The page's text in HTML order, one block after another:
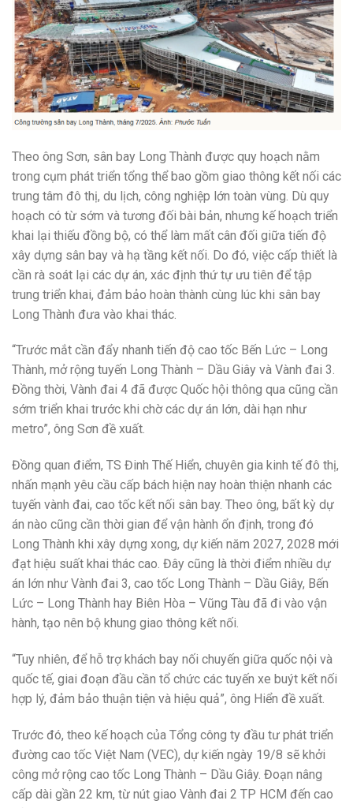
Theo ông Sơn, sân bay Long Thành được quy hoạch nằm
trong cụm phát triển tổng thể bao gồm giao thông kết nối các
trung tâm đô thị, du lịch, công nghiệp lớn toàn vùng. Dù quy
hoạch có từ sớm và tương đối bài bản, nhưng kế hoạch triển
khai lại thiếu đồng bộ, có thể làm mất cân đối giữa tiến độ
xây dựng sân bay và hạ tầng kết nối. Do đó, việc cấp thiết là
cần rà soát lại các dự án, xác định thứ tự ưu tiên để tập
trung triển khai, đảm bảo hoàn thành cùng lúc khi sân bay
Long Thành đưa vào khai thác.
“Trước mắt cần đẩy nhanh tiến độ cao tốc Bến Lức – Long
Thành, mở rộng tuyến Long Thành – Dầu Giây và Vành đai 3.
Đồng thời, Vành đai 4 đã được Quốc hội thông qua cũng cần
sớm triển khai trước khi chờ các dự án lớn, dài hạn như
metro”, ông Sơn đề xuất.
Đồng quan điểm, TS Đinh Thế Hiển, chuyên gia kinh tế đô thị,
nhấn mạnh yêu cầu cấp bách hiện nay hoàn thiện nhanh các
tuyến vành đai, cao tốc kết nối sân bay. Theo ông, bất kỳ dự
án nào cũng cần thời gian để vận hành ổn định, trong đó
Long Thành khi xây dựng xong, dự kiến năm 2027, 2028 mới
đạt hiệu suất khai thác cao. Đây cũng là thời điểm nhiều dự
án lớn như Vành đai 3, cao tốc Long Thành – Dầu Giây, Bến
Lức – Long Thành hay Biên Hòa – Vũng Tàu đã đi vào vận
hành, tạo nên bộ khung giao thông kết nối.
“Tuy nhiên, để hỗ trợ khách bay nối chuyến giữa quốc nội và
quốc tế, giai đoạn đầu cần tổ chức các tuyến xe buýt kết nối
hợp lý, đảm bảo thuận tiện và hiệu quả”, ông Hiển đề xuất.
Trước đó, theo kế hoạch của Tổng công ty đầu tư phát triển
đường cao tốc Việt Nam (VEC), dự kiến ngày 19/8 sẽ khởi
công mở rộng cao tốc Long Thành – Dầu Giây. Đoạn nâng
cấp dài gần 22 km, từ nút giao Vành đai 2 TP HCM đến cao